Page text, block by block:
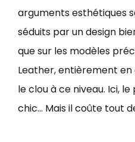
arguments esthétiques
séduits par un design
que sur les modèles
Leather, entièrement en
le clou à ce niveau. Ici,
chic… Mais il coûte tout